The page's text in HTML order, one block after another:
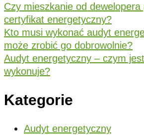
Czy mieszkanie od dewelopera
certyfikat energetyczny?
Kto musi wykonać audyt
może zrobić go dobrowolnie?
Audyt energetyczny – czym
wykonuje?
Kategorie
Audyt energetyczny